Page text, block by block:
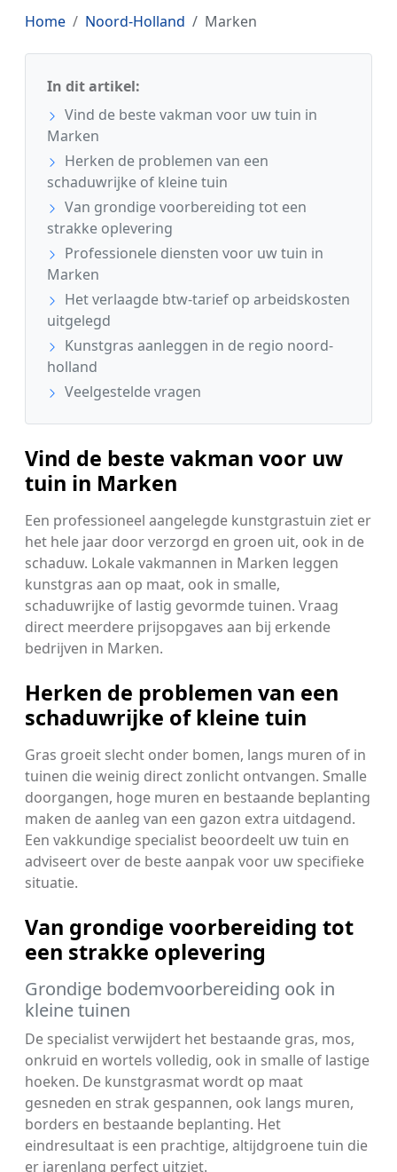
Home Noord-Holland Marken
In dit artikel:
Vind de beste vakman voor uw tuin in
Marken
Herken de problemen van een
schaduwrijke of kleine tuin
Van grondige voorbereiding tot een
strakke oplevering
Professionele diensten voor uw tuin in
Marken
Het verlaagde btw-tarief op arbeidskosten
uitgelegd
Kunstgras aanleggen in de regio noord-
holland
Veelgestelde vragen
Vind de beste vakman voor uw
tuin in Marken
Een professioneel aangelegde kunstgrastuin ziet er
het hele jaar door verzorgd en groen uit, ook in de
schaduw. Lokale vakmannen in Marken leggen
kunstgras aan op maat, ook in smalle,
schaduwrijke of lastig gevormde tuinen. Vraag
direct meerdere prijsopgaves aan bij erkende
bedrijven in Marken.
Herken de problemen van een
schaduwrijke of kleine tuin
Gras groeit slecht onder bomen, langs muren of in
tuinen die weinig direct zonlicht ontvangen. Smalle
doorgangen, hoge muren en bestaande beplanting
maken de aanleg van een gazon extra uitdagend.
Een vakkundige specialist beoordeelt uw tuin en
adviseert over de beste aanpak voor uw specifieke
situatie.
Van grondige voorbereiding tot
een strakke oplevering
Grondige bodemvoorbereiding ook in
kleine tuinen
De specialist verwijdert het bestaande gras, mos,
onkruid en wortels volledig, ook in smalle of lastige
hoeken. De kunstgrasmat wordt op maat
gesneden en strak gespannen, ook langs muren,
borders en bestaande beplanting. Het
eindresultaat is een prachtige, altijdgroene tuin die
er jarenlang perfect uitziet.